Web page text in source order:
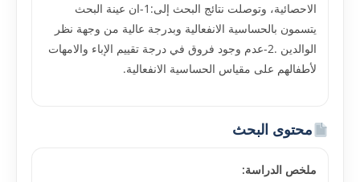
الاحصائية، وتوصلت نتائج البحث إلى:1-ان عينة البحث
يتسمون بالحساسية الانفعالية وبدرجة عالية من وجهة نظر
الوالدين .2-عدم وجود فروق في درجة تقييم الإباء والامهات
لأطفالهم على مقياس الحساسية الانفعالية.
محتوى البحث
ملخص الدراسة: